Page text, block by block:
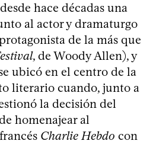
hace décadas una
al actor y dramaturgo
de la más que
, de Woody Allen), y
ubicó en el centro de la
literario cuando, junto a
la decisión del
homenajear al
Charlie Hebdo con